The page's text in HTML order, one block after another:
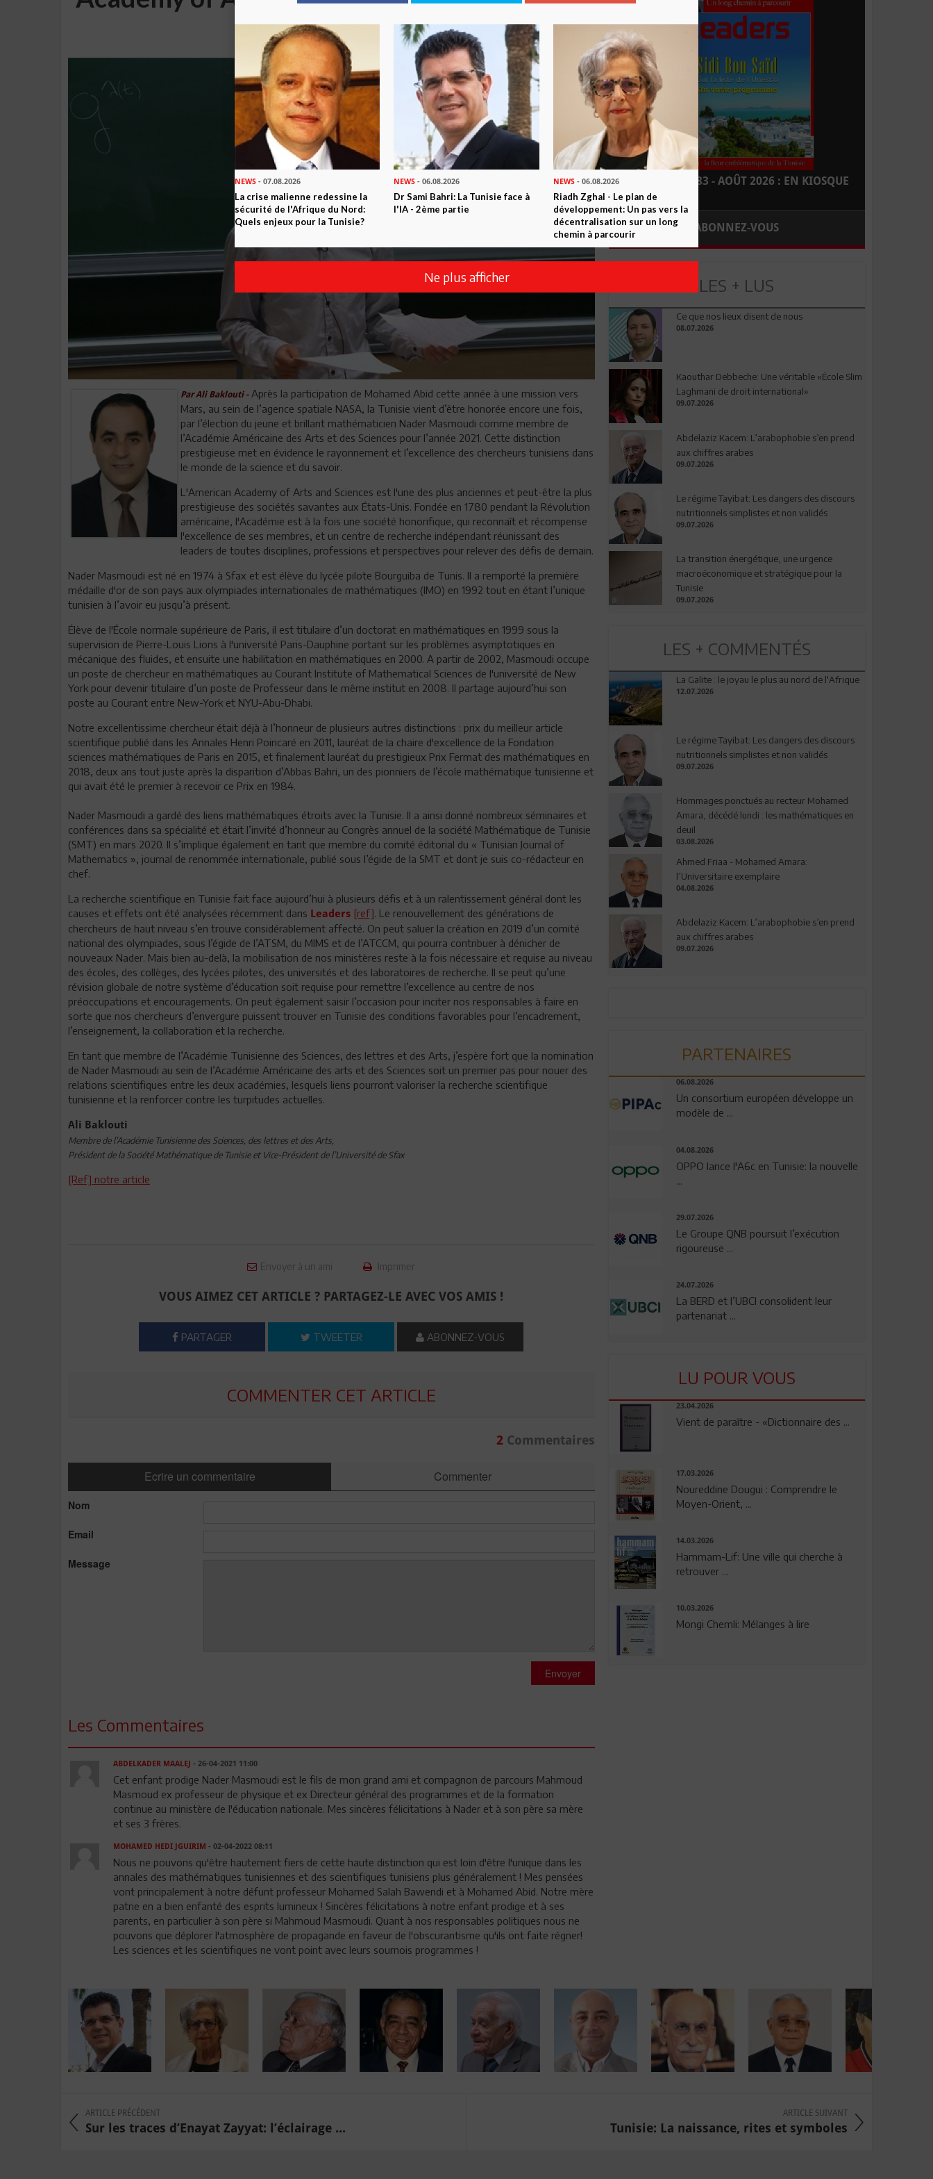
2021
Par Ali Baklouti - Après la participation de Mohamed Abid cette année à une mission vers
Mars, au sein de l’agence spatiale NASA, la Tunisie vient d’être honorée encore une fois,
par l’élection du jeune et brillant mathématicien Nader Masmoudi comme membre de
l’Académie Américaine des Arts et des Sciences pour l’année 2021. Cette distinction
prestigieuse met en évidence le rayonnement et l’excellence des chercheurs tunisiens dans
le monde de la science et du savoir.
L'American Academy of Arts and Sciences est l'une des plus anciennes et peut-être la plus
prestigieuse des sociétés savantes aux États-Unis. Fondée en 1780 pendant la Révolution
américaine, l'Académie est à la fois une société honorifique, qui reconnaît et récompense
l'excellence de ses membres, et un centre de recherche indépendant réunissant des
leaders de toutes disciplines, professions et perspectives pour relever des défis de demain.
Nader Masmoudi est né en 1974 à Sfax et est élève du lycée pilote Bourguiba de Tunis. Il a remporté la première
médaille d'or de son pays aux olympiades internationales de mathématiques (IMO) en 1992 tout en étant l’unique
tunisien à l’avoir eu jusqu’à présent.
Élève de l'École normale supérieure de Paris, il est titulaire d’un doctorat en mathématiques en 1999 sous la
supervision de Pierre-Louis Lions à l'université Paris-Dauphine portant sur les problèmes asymptotiques en
mécanique des fluides, et ensuite une habilitation en mathématiques en 2000. A partir de 2002, Masmoudi occupe
un poste de chercheur en mathématiques au Courant Institute of Mathematical Sciences de l'université de New
York pour devenir titulaire d’un poste de Professeur dans le même institut en 2008. Il partage aujourd’hui son
poste au Courant entre New-York et NYU-Abu-Dhabi.
Notre excellentissime chercheur était déjà à l’honneur de plusieurs autres distinctions : prix du meilleur article
scientifique publié dans les Annales Henri Poincaré en 2011, lauréat de la chaire d'excellence de la Fondation
sciences mathématiques de Paris en 2015, et finalement lauréat du prestigieux Prix Fermat des mathématiques en
2018, deux ans tout juste après la disparition d’Abbas Bahri, un des pionniers de l’école mathématique tunisienne et
qui avait été le premier à recevoir ce Prix en 1984.
Nader Masmoudi a gardé des liens mathématiques étroits avec la Tunisie. Il a ainsi donné nombreux séminaires et
conférences dans sa spécialité et était l’invité d’honneur au Congrès annuel de la société Mathématique de Tunisie
(SMT) en mars 2020. Il s’implique également en tant que membre du comité éditorial du « Tunisian Journal of
Mathematics », journal de renommée internationale, publié sous l’égide de la SMT et dont je suis co-rédacteur en
chef.
La recherche scientifique en Tunisie fait face aujourd’hui à plusieurs défis et à un ralentissement général dont les
causes et effets ont été analysées récemment dans Leaders [ref]. Le renouvellement des générations de
chercheurs de haut niveau s’en trouve considérablement affecté. On peut saluer la création en 2019 d’un comité
national des olympiades, sous l’égide de l’ATSM, du MIMS et de l’ATCCM, qui pourra contribuer à dénicher de
nouveaux Nader. Mais bien au-delà, la mobilisation de nos ministères reste à la fois nécessaire et requise au niveau
des écoles, des collèges, des lycées pilotes, des universités et des laboratoires de recherche. Il se peut qu’une
révision globale de notre système d’éducation soit requise pour remettre l’excellence au centre de nos
préoccupations et encouragements. On peut également saisir l’occasion pour inciter nos responsables à faire en
sorte que nos chercheurs d’envergure puissent trouver en Tunisie des conditions favorables pour l’encadrement,
l’enseignement, la collaboration et la recherche.
En tant que membre de l’Académie Tunisienne des Sciences, des lettres et des Arts, j’espère fort que la nomination
de Nader Masmoudi au sein de l’Académie Américaine des arts et des Sciences soit un premier pas pour nouer des
relations scientifiques entre les deux académies, lesquels liens pourront valoriser la recherche scientifique
tunisienne et la renforcer contre les turpitudes actuelles.
Ali Baklouti
Membre de l’Académie Tunisienne des Sciences, des lettres et des Arts,
Président de la Société Mathématique de Tunisie et Vice-Président de l’Université de Sfax
[Ref] notre article
Envoyer à un ami Imprimer
VOUS AIMEZ CET ARTICLE ? PARTAGEZ-LE AVEC VOS AMIS !
PARTAGER TWEETER ABONNEZ-VOUS
COMMENTER CET ARTICLE
2Commentaires
Ecrire un commentaire Commenter
Nom
Email
Message
Envoyer
Les Commentaires
ABDELKADER MAALEJ - 26-04-2021 11:00
Cet enfant prodige Nader Masmoudi est le fils de mon grand ami et compagnon de parcours Mahmoud
Masmoud ex professeur de physique et ex Directeur général des programmes et de la formation
continue au ministère de l'éducation nationale. Mes sincères félicitations à Nader et à son père sa mère
et ses 3 frères.
MOHAMED HEDI JGUIRIM - 02-04-2022 08:11
Nous ne pouvons qu'être hautement fiers de cette haute distinction qui est loin d'être l'unique dans les
annales des mathématiques tunisiennes et des scientifiques tunisiens plus généralement ! Mes pensées
vont principalement à notre défunt professeur Mohamed Salah Bawendi et à Mohamed Abid. Notre mère
patrie en a bien enfanté des esprits lumineux ! Sincères félicitations à notre enfant prodige et à ses
parents, en particulier à son père si Mahmoud Masmoudi. Quant à nos responsables politiques nous ne
pouvons que déplorer l'atmosphère de propagande en faveur de l'obscurantisme qu'ils ont faite régner!
Les sciences et les scientifiques ne vont point avec leurs sournois programmes !
LEADERS N° 183 - AOÛT 2026 : EN KIOSQUE
ABONNEZ-VOUS
LES + LUS
Ce que nos lieux disent de nous
08.07.2026
Kaouthar Debbeche: Une véritable «École Slim
Laghmani de droit international»
09.07.2026
Abdelaziz Kacem: L’arabophobie s’en prend
aux chiffres arabes
09.07.2026
Le régime Tayibat: Les dangers des discours
nutritionnels simplistes et non validés
09.07.2026
La transition énergétique, une urgence
macroéconomique et stratégique pour la
Tunisie
09.07.2026
LES + COMMENTÉS
La Galite : le joyau le plus au nord de l'Afrique
12.07.2026
Le régime Tayibat: Les dangers des discours
nutritionnels simplistes et non validés
09.07.2026
Hommages ponctués au recteur Mohamed
Amara, décédé lundi : les mathématiques en
deuil
03.08.2026
Ahmed Friaa - Mohamed Amara:
l’Universitaire exemplaire
04.08.2026
Abdelaziz Kacem: L’arabophobie s’en prend
aux chiffres arabes
09.07.2026
PARTENAIRES
06.08.2026
Un consortium européen développe un
modèle de ...
04.08.2026
OPPO lance l'A6c en Tunisie: la nouvelle
29.07.2026
Le Groupe QNB poursuit l’exécution
rigoureuse ...
24.07.2026
La BERD et l’UBCI consolident leur
partenariat ...
LU POUR VOUS
23.04.2026
Vient de paraître - «Dictionnaire des ...
17.03.2026
Noureddine Dougui : Comprendre le
Moyen-Orient, ...
14.03.2026
Hammam-Lif: Une ville qui cherche à
retrouver ...
10.03.2026
Mongi Chemli: Mélanges à lire
ARTICLE PRÉCÉDENT
Sur les traces d’Enayat Zayyat: l’éclairage ...
ARTICLE SUIVANT
Tunisie: La naissance, rites et symboles
NEWS - 07.08.2026
La crise malienne redessine la
sécurité de l'Afrique du Nord:
Quels enjeux pour la Tunisie?
NEWS - 06.08.2026
Dr Sami Bahri: La Tunisie face à
l'IA - 2ème partie
NEWS- 06.08.2026
Riadh Zghal - Le plan de
développement: Un pas vers la
décentralisation sur un long
chemin à parcourir
Ne plus afficher